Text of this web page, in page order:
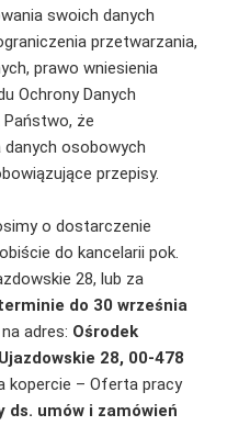
swoich danych
przetwarzania,
prawo wniesienia
Ochrony Danych
Państwo, że
osobowych
przepisy.
o dostarczenie
do kancelarii pok.
28, lub za
do 30 września
na adres: Ośrodek
28, 00-478
kopercie – Oferta pracy
ds. umów i zamówień